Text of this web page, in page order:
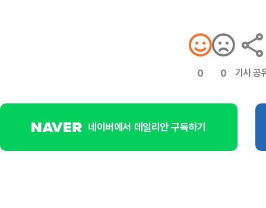
0 0 기사 공
네이버에서 데일리안 구독하기